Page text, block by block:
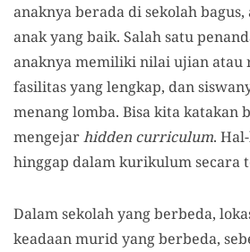
anaknya berada di sekolah
anak yang baik. Salah satu
anaknya memiliki nilai ujian atau
fasilitas yang lengkap, dan
menang lomba. Bisa kita katakan
mengejarhidden curriculum.
hinggap dalam kurikulum secara
Dalam sekolah yang berbeda,
keadaan murid yang berbeda,